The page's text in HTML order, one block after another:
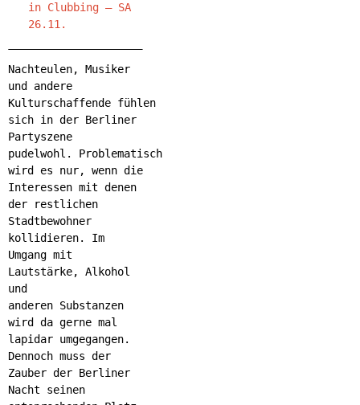
in Clubbing – SA
26.11.
Nachteulen, Musiker
und andere
Kulturschaffende fühlen
sich in der Berliner
Partyszene
pudelwohl. Problematisch
wird es nur, wenn die
Interessen mit denen
der restlichen
Stadtbewohner
kollidieren. Im
Umgang mit
Lautstärke, Alkohol
und
anderen Substanzen
wird da gerne mal
lapidar umgegangen.
Dennoch muss der
Zauber der Berliner
Nacht seinen